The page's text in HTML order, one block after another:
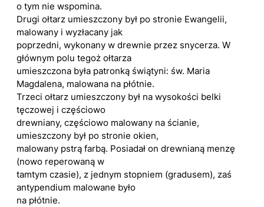
o tym nie wspomina.
Drugi ołtarz umieszczony był po stronie Ewangelii,
malowany i wyzłacany jak
poprzedni, wykonany w drewnie przez snycerza. W
głównym polu tegoż ołtarza
umieszczona była patronką świątyni: św. Maria
Magdalena, malowana na płótnie.
Trzeci ołtarz umieszczony był na wysokości belki
tęczowej i częściowo
drewniany, częściowo malowany na ścianie,
umieszczony był po stronie okien,
malowany pstrą farbą. Posiadał on drewnianą menzę
(nowo reperowaną w
tamtym czasie), z jednym stopniem (gradusem), zaś
antypendium malowane było
na płótnie.